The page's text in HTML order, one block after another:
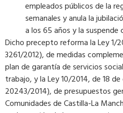
empleados públicos de la
semanales y anula la
a los 65 años y la suspende
Dicho precepto reforma la Ley 1/
3261/2012), de medidas
plan de garantía de servicios
trabajo, y la Ley 10/2014, de 18
20243/2014), de presupuestos
Comunidades de Castilla-La